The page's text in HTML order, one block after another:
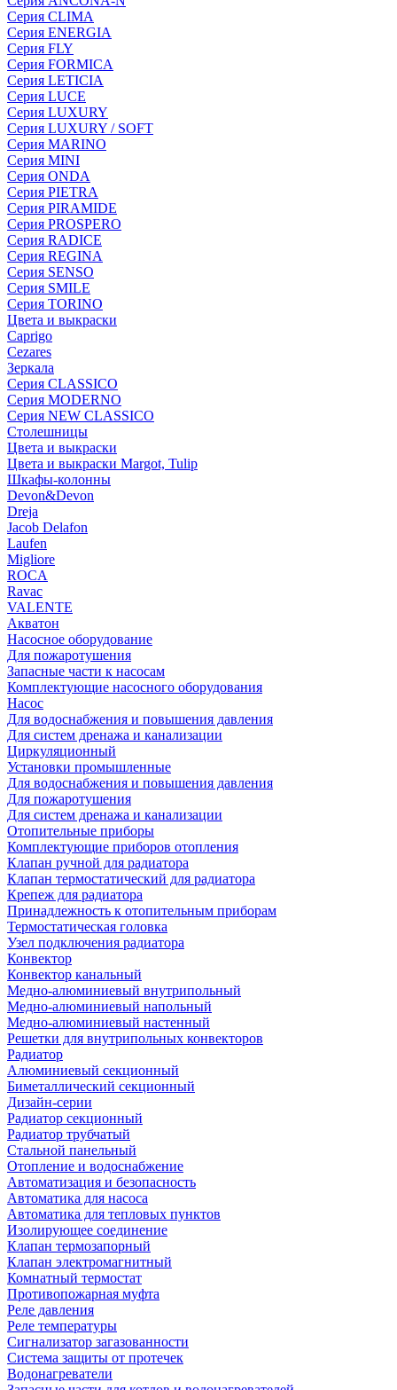
Серия CLIMA
Серия ENERGIA
Серия FLY
Серия FORMICA
Серия LETICIA
Серия LUCE
Серия LUXURY
Серия LUXURY / SOFT
Серия MARINO
Серия MINI
Серия ONDA
Серия PIETRA
Серия PIRAMIDE
Серия PROSPERO
Серия RADICE
Серия REGINA
Серия SENSO
Серия SMILE
Серия TORINO
Цвета и выкраски
Caprigo
Cezares
Зеркала
Серия CLASSICO
Серия MODERNO
Серия NEW CLASSICO
Столешницы
Цвета и выкраски
Цвета и выкраски Margot, Tulip
Шкафы-колонны
Devon&Devon
Dreja
Jacob Delafon
Laufen
Migliore
ROCA
Rаvac
VALENTE
Акватон
Насосное оборудование
Для пожаротушения
Запасные части к насосам
Комплектующие насосного оборудования
Насос
Для водоснабжения и повышения давления
Для систем дренажа и канализации
Циркуляционный
Установки промышленные
Для водоснабжения и повышения давления
Для пожаротушения
Для систем дренажа и канализации
Отопительные приборы
Комплектующие приборов отопления
Клапан ручной для радиатора
Клапан термостатический для радиатора
Крепеж для радиатора
Принадлежность к отопительным приборам
Термостатическая головка
Узел подключения радиатора
Конвектор
Конвектор канальный
Медно-алюминиевый внутрипольный
Медно-алюминиевый напольный
Медно-алюминиевый настенный
Решетки для внутрипольных конвекторов
Радиатор
Алюминиевый секционный
Биметаллический секционный
Дизайн-серии
Радиатор секционный
Радиатор трубчатый
Стальной панельный
Отопление и водоснабжение
Автоматизация и безопасность
Автоматика для насоса
Автоматика для тепловых пунктов
Изолирующее соединение
Клапан термозапорный
Клапан электромагнитный
Комнатный термостат
Противопожарная муфта
Реле давления
Реле температуры
Сигнализатор загазованности
Система защиты от протечек
Водонагреватели